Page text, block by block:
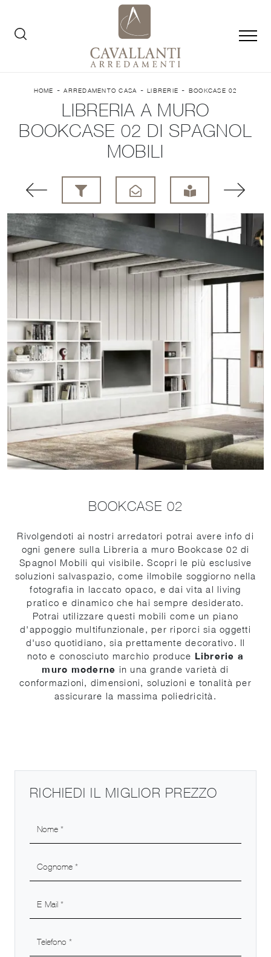
HOME -ARREDAMENTO CASA - LIBRERIE - BOOKCASE 02
LIBRERIA A MURO
BOOKCASE 02 DI SPAGNOL
MOBILI
BOOKCASE 02
Rivolgendoti ai nostri arredatori potrai avere info di
ogni genere sulla Libreria a muro Bookcase 02 di
Spagnol Mobili qui visibile. Scopri le più esclusive
soluzioni salvaspazio, come ilmobile soggiorno nella
fotografia in laccato opaco, e dai vita al living
pratico e dinamico che hai sempre desiderato.
Potrai utilizzare questi mobili come un piano
d'appoggio multifunzionale, per riporci sia oggetti
d'uso quotidiano, sia prettamente decorativo. Il
noto e conosciuto marchio produce Librerie a
muro moderne in una grande varietà di
conformazioni, dimensioni, soluzioni e tonalità per
assicurare la massima poliedricità.
RICHIEDI IL MIGLIOR PREZZO